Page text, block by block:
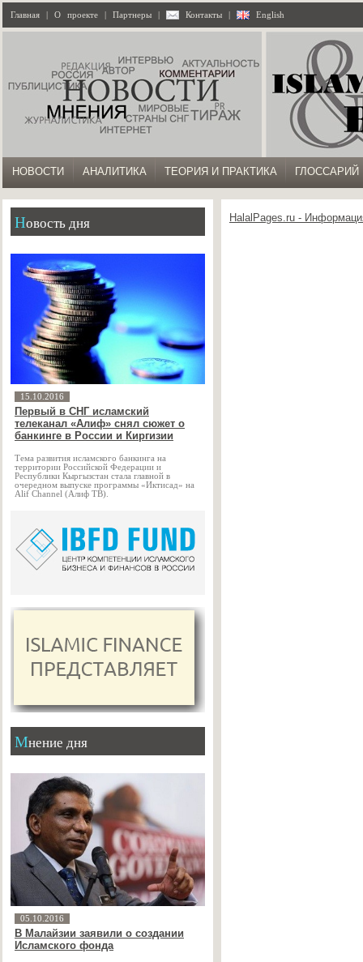
Главная О проекте Партнеры Контакты English
НОВОСТИ АНАЛИТИКА ТЕОРИЯ И ПРАКТИКА ГЛОССАРИЙ
Новость дня
15.10.2016
Первый в СНГ исламский
телеканал «Алиф» снял сюжет о
банкинге в России и Киргизии
Тема развития исламского банкинга на
территории Российской Федерации и
Республики Кыргызстан стала главной в
очередном выпуске программы «Иктисад» на
Alif Channel (Алиф ТВ).
Мнение дня
05.10.2016
В Малайзии заявили о создании
Исламского фонда
HalalPages.ru -